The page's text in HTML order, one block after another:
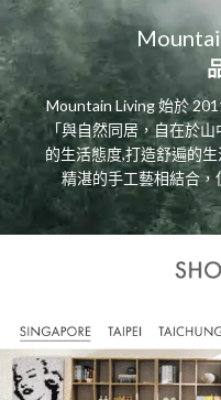
Mountain Living 始於
「與自然同居，自在於
的生活態度,打造舒遍的
精湛的手工藝相結合，